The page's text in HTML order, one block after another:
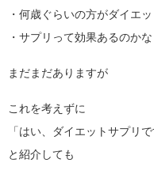
・何歳ぐらいの方がダイエ
・サプリって効果あるのかな
まだまだありますが
これを考えずに
「はい、ダイエットサプリで
と紹介しても